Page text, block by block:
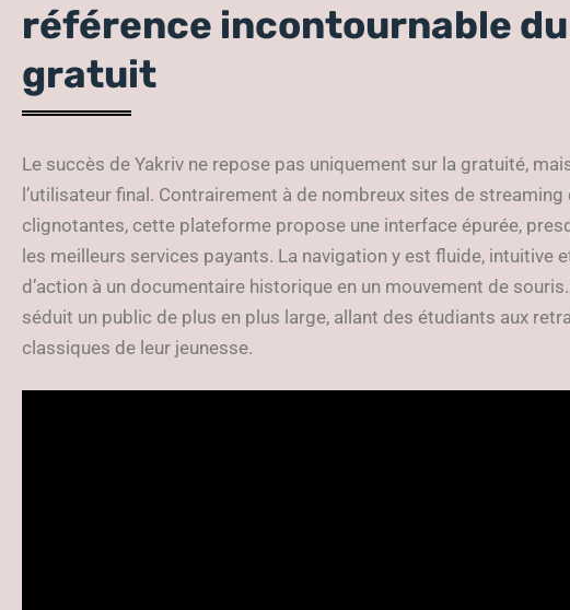
référence incontournable
gratuit
Le succès de Yakriv ne repose pas uniquement sur la gratuité,
l’utilisateur final. Contrairement à de nombreux sites de streaming
clignotantes, cette plateforme propose une interface épurée,
les meilleurs services payants. La navigation y est fluide, intuitive
d’action à un documentaire historique en un mouvement de
séduit un public de plus en plus large, allant des étudiants aux
classiques de leur jeunesse.